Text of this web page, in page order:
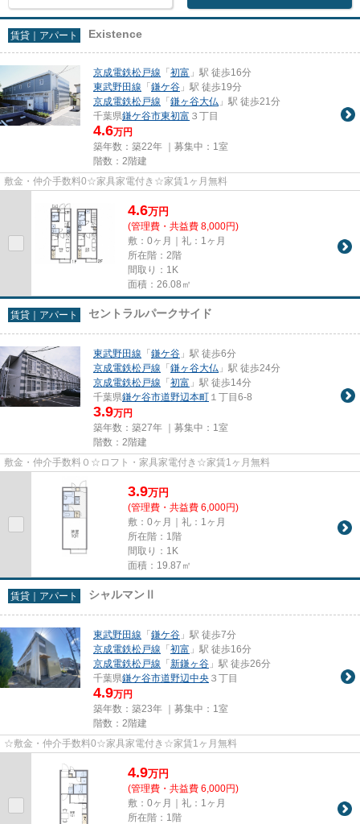
賃貸｜アパート Existence
京成電鉄松戸線 「 初富 」駅 徒歩16分
東武野田線 「 鎌ケ谷 」駅 徒歩19分
京成電鉄松戸線 「 鎌ヶ谷大仏 」駅 徒歩21分
千葉県鎌ケ谷市東初富 ３丁目
4.6万円
築年数：築22年 ｜募集中： 1室
階数：2階建
敷金・仲介手数料0☆家具家電付き☆家賃1ヶ月無料
4.6万円
(管理費・共益費 8,000円)
敷：0ヶ月｜礼：1ヶ月
所在階：2階
間取り：1K
面積：26.08㎡
賃貸｜アパート セントラルパークサイド
東武野田線 「 鎌ケ谷 」駅 徒歩6分
京成電鉄松戸線 「 鎌ヶ谷大仏 」駅 徒歩24分
京成電鉄松戸線 「 初富 」駅 徒歩14分
千葉県鎌ケ谷市道野辺本町 １丁目6-8
3.9万円
築年数：築27年 ｜募集中： 1室
階数：2階建
敷金・仲介手数料０☆ロフト・家具家電付き☆家賃1ヶ月無料
3.9万円
(管理費・共益費 6,000円)
敷：0ヶ月｜礼：1ヶ月
所在階：1階
間取り：1K
面積：19.87㎡
賃貸｜アパート シャルマンⅡ
東武野田線 「 鎌ケ谷 」駅 徒歩7分
京成電鉄松戸線 「 初富 」駅 徒歩16分
京成電鉄松戸線 「 新鎌ヶ谷 」駅 徒歩26分
千葉県鎌ケ谷市道野辺中央 ３丁目
4.9万円
築年数：築23年 ｜募集中： 1室
階数：2階建
☆敷金・仲介手数料0☆家具家電付き☆家賃1ヶ月無料
4.9万円
(管理費・共益費 6,000円)
敷：0ヶ月｜礼：1ヶ月
所在階：1階